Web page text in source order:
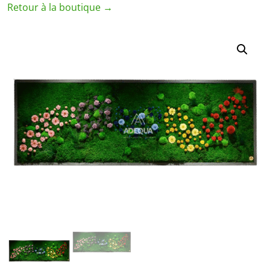
Retour à la boutique →